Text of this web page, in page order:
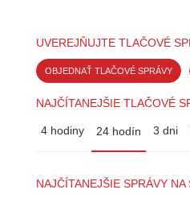
UVEREJŇUJTE TLAČOVÉ
OBJEDNAŤ TLAČOVÉ SPRÁVY
NAJČÍTANEJŠIE TLAČOVÉ
4 hodiny 24 hodín 3 dni
NAJČÍTANEJŠIE SPRÁVY NA